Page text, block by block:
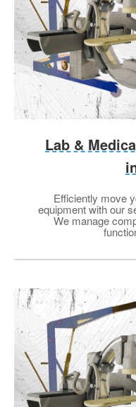
Lab &
Efficiently move
equipment with our
We manage